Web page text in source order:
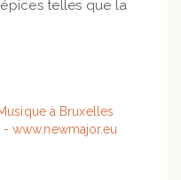
telles que la